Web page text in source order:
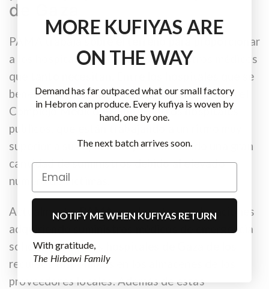
de Gaza
PAMA trabaja sobre el terreno para proporcionar
a los hospitales de Gaza los suministros médicos
que tanto necesitan. Entre los hospitales que se
benefician de estos esfuerzos se encuentran el
Complejo Médico Al-Shifa y otros hospitales
públicos, que están trabajando a un ritmo muy
superior a su capacidad y consumiendo una gran
cantidad de suministros debido al elevado
número de víctimas.
Actualmente, PAMA puede entregar donaciones
adquiriendo suministros médicos de emergencia
solicitados por los hospitales de Gaza de los
recursos disponibles en los almacenes de los
proveedores locales. Además de estas
MORE KUFIYAS ARE
ON THE WAY
Demand has far outpaced what our small factory
in Hebron can produce. Every kufiya is woven by
hand, one by one.
The next batch arrives soon.
NOTIFY ME WHEN KUFIYAS RETURN
With gratitude,
The Hirbawi Family